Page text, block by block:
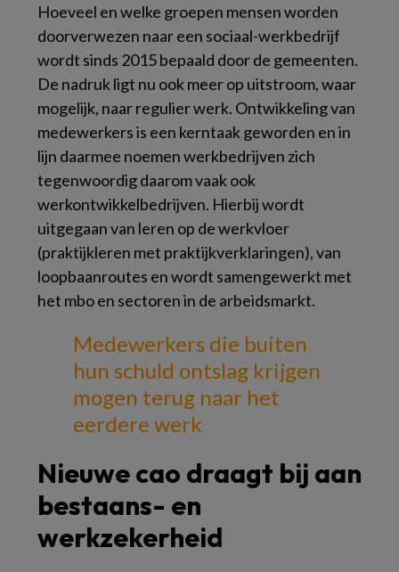
Hoeveel en welke groepen mensen worden
doorverwezen naar een sociaal-werkbedrijf
wordt sinds 2015 bepaald door de gemeenten.
De nadruk ligt nu ook meer op uitstroom, waar
mogelijk, naar regulier werk. Ontwikkeling van
medewerkers is een kerntaak geworden en in
lijn daarmee noemen werkbedrijven zich
tegenwoordig daarom vaak ook
werkontwikkelbedrijven. Hierbij wordt
uitgegaan van leren op de werkvloer
(praktijkleren met praktijkverklaringen), van
loopbaanroutes en wordt samengewerkt met
het mbo en sectoren in de arbeidsmarkt.
Medewerkers die buiten
hun schuld ontslag krijgen
mogen terug naar het
eerdere werk
Nieuwe cao draagt bij aan
bestaans- en
werkzekerheid